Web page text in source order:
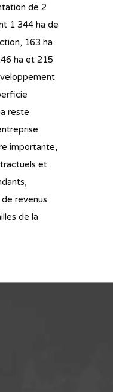
de 2
1 344 ha de
163 ha
ha et 215
reste
importante,
et
revenus
de la